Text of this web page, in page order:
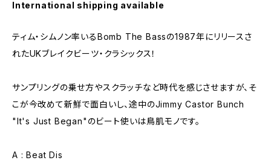
International shipping available
ティム・シムノン率いるBomb The Bassの1987年にリリースさ
れたUKブレイクビーツ・クラシックス！
サンプリングの乗せ方やスクラッチなど時代を感じさせますが、そ
こが今改めて新鮮で面白いし、途中のJimmy Castor Bunch
"It's Just Began"のビート使いは鳥肌モノです。
A : Beat Dis